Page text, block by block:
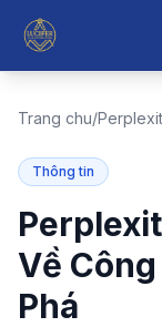
Trang chu/
Thông tin
Về
Phá